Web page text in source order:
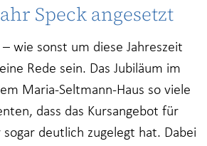
Speck angesetzt
– wie sonst um diese Jahreszeit
Rede sein. Das Jubiläum im
Maria-Seltmann-Haus so viele
dass das Kursangebot für
deutlich zugelegt hat. Dabei